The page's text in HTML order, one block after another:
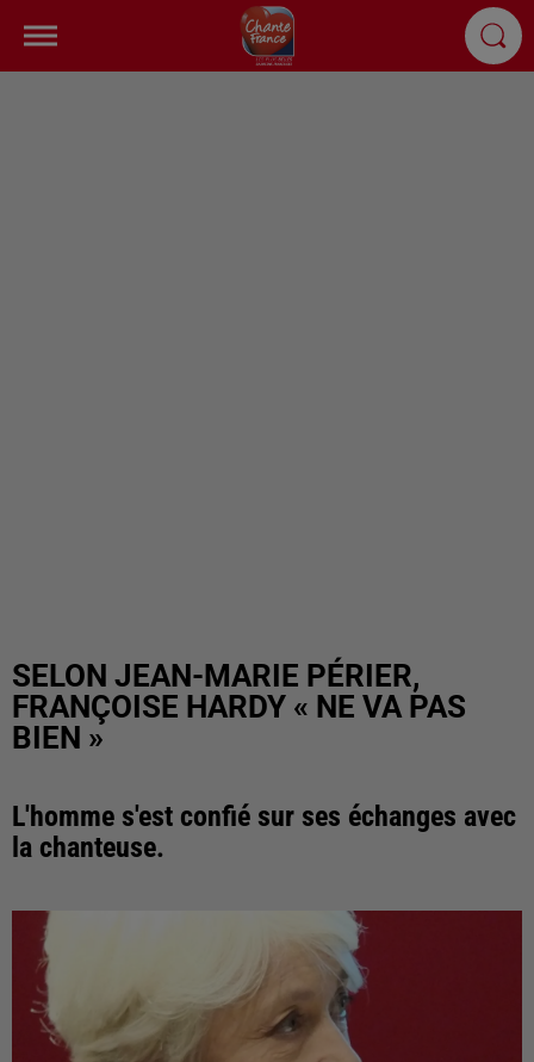
SELON JEAN-MARIE PÉRIER,
FRANÇOISE HARDY « NE VA PAS
BIEN »
L'homme s'est confié sur ses échanges avec
la chanteuse.